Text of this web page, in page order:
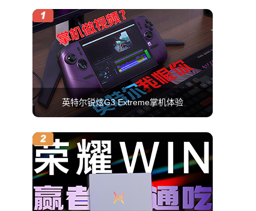
英特尔锐炫G3 Extreme掌机体验